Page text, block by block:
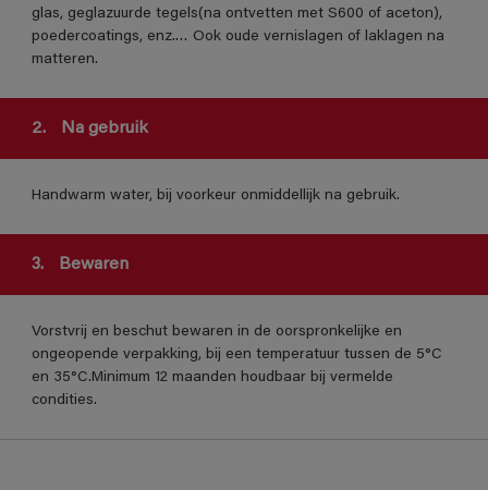
glas, geglazuurde tegels(na ontvetten met S600 of aceton),
poedercoatings, enz.… Ook oude vernislagen of laklagen na
matteren.
2. Na gebruik
Handwarm water, bij voorkeur onmiddellijk na gebruik.
3. Bewaren
Vorstvrij en beschut bewaren in de oorspronkelijke en
ongeopende verpakking, bij een temperatuur tussen de 5°C
en 35°C.Minimum 12 maanden houdbaar bij vermelde
condities.